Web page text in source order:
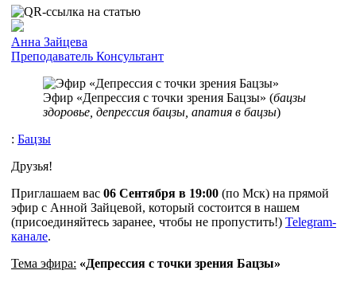
Анна Зайцева
Преподаватель Консультант
Эфир «Депрессия с точки зрения Бацзы» (бацзы
здоровье, депрессия бацзы, апатия в бацзы)
: Бацзы
Друзья!
Приглашаем вас 06 Сентября в 19:00 (по Мск) на прямой
эфир с Анной Зайцевой, который состоится в нашем
(присоединяйтесь заранее, чтобы не пропустить!) Telegram-
канале.
Тема эфира: «Депрессия с точки зрения Бацзы»